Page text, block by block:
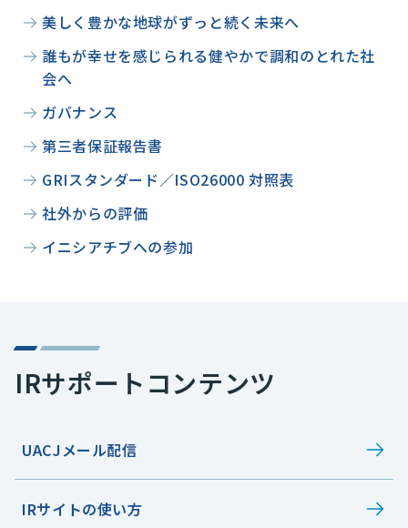
美しく豊かな地球がずっと続く未来へ
誰もが幸せを感じられる健やかで調和のとれた社
会へ
ガバナンス
第三者保証報告書
GRIスタンダード／ISO26000 対照表
社外からの評価
イニシアチブへの参加
IRサポートコンテンツ
UACJメール配信
IRサイトの使い方